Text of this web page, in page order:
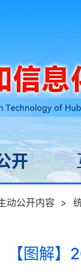
开
动公开内容 >
【图解